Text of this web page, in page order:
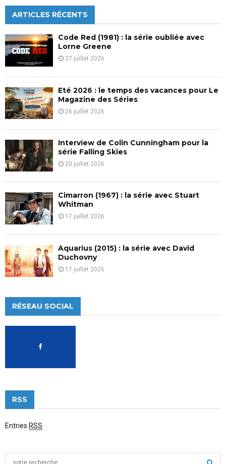
h
f
o
r
:
C
ARTICLES RÉCENTS
Code Red (1981) : la série oubliée avec
Lorne Greene
27 juillet 2026
Eté 2026 : le temps des vacances pour Le
Magazine des Séries
26 juillet 2026
Interview de Colin Cunningham pour la
série Falling Skies
20 juillet 2026
Cimarron (1967) : la série avec Stuart
Whitman
17 juillet 2026
Aquarius (2015) : la série avec David
Duchovny
17 juillet 2026
RÉSEAU SOCIAL
RSS
Entries RSS